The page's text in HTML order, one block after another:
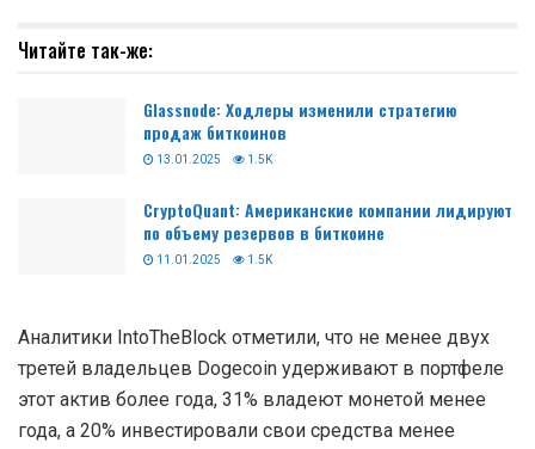
Читайте так-же:
Glassnode: Ходлеры изменили стратегию
продаж биткоинов
13.01.2025 1.5K
CryptoQuant: Американские компании лидируют
по объему резервов в биткоине
11.01.2025 1.5K
Аналитики IntoTheBlock отметили, что не менее двух
третей владельцев Dogecoin удерживают в портфеле
этот актив более года, 31% владеют монетой менее
года, а 20% инвестировали свои средства менее